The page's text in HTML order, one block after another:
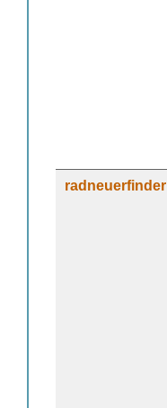
radneuerfinder